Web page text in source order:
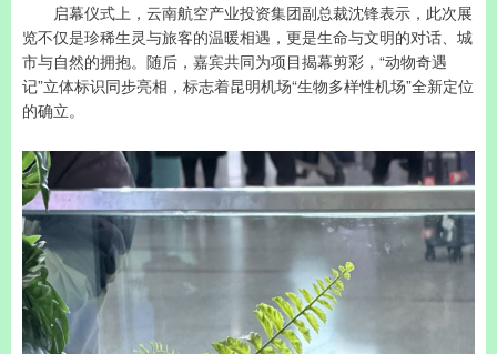
启幕仪式上，云南航空产业投资集团副总裁沈锋表示，此次展
览不仅是珍稀生灵与旅客的温暖相遇，更是生命与文明的对话、城
市与自然的拥抱。随后，嘉宾共同为项目揭幕剪彩，“动物奇遇
记”立体标识同步亮相，标志着昆明机场“生物多样性机场”全新定位
的确立。